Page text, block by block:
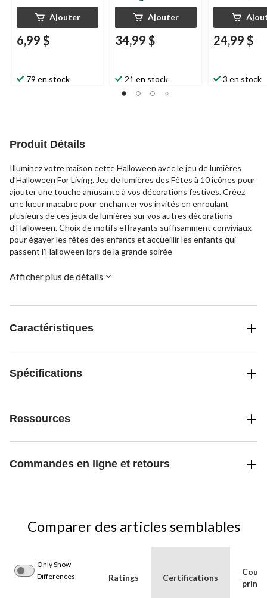
Ajouter
6,99 $
79 en stock
Ajouter
34,99 $
21 en stock
24,99 $
3 en stock
Produit Détails
Illuminez votre maison cette Halloween avec le jeu de lumières
d’Halloween For Living. Jeu de lumières des Fêtes à 10 icônes pour
ajouter une touche amusante à vos décorations festives. Créez
une lueur macabre pour enchanter vos invités en enroulant
plusieurs de ces jeux de lumières sur vos autres décorations
d’Halloween. Choix de motifs effrayants suffisamment conviviaux
pour égayer les fêtes des enfants et accueillir les enfants qui
passent l’Halloween lors de la grande soirée
Afficher plus de détails
Caractéristiques
Spécifications
Ressources
Commandes en ligne et retours
Comparer des articles semblables
Only Show
Differences
Ratings Certifications